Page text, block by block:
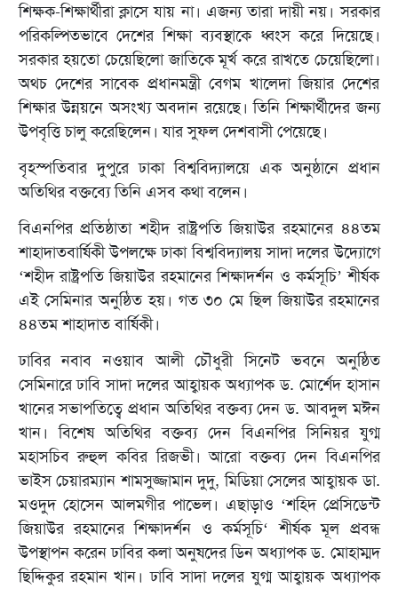
শিক্ষক-শিক্ষার্থীরা ক্লাসে যায় না। এজন্য তারা দায়ী নয়। সরকার
পরিকল্পিতভাবে দেশের শিক্ষা ব্যবস্থাকে ধ্বংস করে দিয়েছে।
সরকার হয়তো চেয়েছিলো জাতিকে মূর্খ করে রাখতে চেয়েছিলো।
অথচ দেশের সাবেক প্রধানমন্ত্রী বেগম খালেদা জিয়ার দেশের
শিক্ষার উন্নয়নে অসংখ্য অবদান রয়েছে। তিনি শিক্ষার্থীদের জন্য
উপবৃত্তি চালু করেছিলেন। যার সুফল দেশবাসী পেয়েছে।
বৃহস্পতিবার দুপুরে ঢাকা বিশ্ববিদ্যালয়ে এক অনুষ্ঠানে প্রধান
অতিথির বক্তব্যে তিনি এসব কথা বলেন।
বিএনপির প্রতিষ্ঠাতা শহীদ রাষ্ট্রপতি জিয়াউর রহমানের ৪৪তম
শাহাদাতবার্ষিকী উপলক্ষে ঢাকা বিশ্ববিদ্যালয় সাদা দলের উদ্যোগে
‘শহীদ রাষ্ট্রপতি জিয়াউর রহমানের শিক্ষাদর্শন ও কর্মসূচি’ শীর্ষক
এই সেমিনার অনুষ্ঠিত হয়। গত ৩০ মে ছিল জিয়াউর রহমানের
৪৪তম শাহাদাত বার্ষিকী।
ঢাবির নবাব নওয়াব আলী চৌধুরী সিনেট ভবনে অনুষ্ঠিত
সেমিনারে ঢাবি সাদা দলের আহ্বায়ক অধ্যাপক ড. মোর্শেদ হাসান
খানের সভাপতিত্বে প্রধান অতিথির বক্তব্য দেন ড. আবদুল মঈন
খান। বিশেষ অতিথির বক্তব্য দেন বিএনপির সিনিয়র যুগ্ম
মহাসচিব রুহুল কবির রিজভী। আরো বক্তব্য দেন বিএনপির
ভাইস চেয়ারম্যান শামসুজ্জামান দুদু, মিডিয়া সেলের আহ্বায়ক ডা.
মওদুদ হোসেন আলমগীর পাভেল। এছাড়াও ‘শহিদ প্রেসিডেন্ট
জিয়াউর রহমানের শিক্ষাদর্শন ও কর্মসূচি‘ শীর্ষক মূল প্রবন্ধ
উপস্থাপন করেন ঢাবির কলা অনুষদের ডিন অধ্যাপক ড. মোহাম্মদ
ছিদ্দিকুর রহমান খান। ঢাবি সাদা দলের যুগ্ম আহ্বায়ক অধ্যাপক